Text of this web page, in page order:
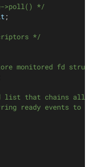
>poll() */
;
*/
monitored fd
list that chains all
ready events to